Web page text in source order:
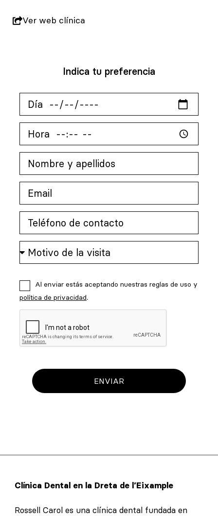
Ver web clínica
Indica tu preferencia
Al enviar estás aceptando nuestras reglas de uso y
política de privacidad.
ENVIAR
Clínica Dental en la Dreta de l’Eixample
Rossell Carol es una clínica dental fundada en